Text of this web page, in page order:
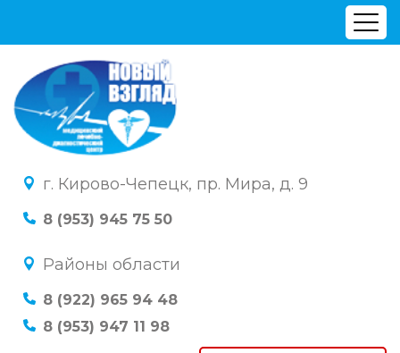
г. Кирово-Чепецк, пр. Мира, д. 9
8 (953) 945 75 50
Районы области
8 (922) 965 94 48
8 (953) 947 11 98